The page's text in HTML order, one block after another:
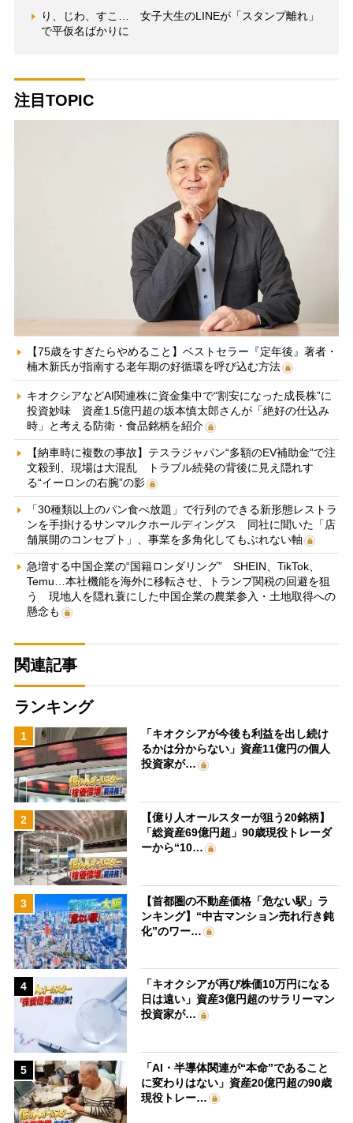
り、じわ、すこ… 女子大生のLINEが「スタンプ離れ」
で平仮名ばかりに
注目TOPIC
【75歳をすぎたらやめること】ベストセラー『定年後』著者・
楠木新氏が指南する老年期の好循環を呼び込む方法
キオクシアなどAI関連株に資金集中で“割安になった成長株”に
投資妙味 資産1.5億円超の坂本慎太郎さんが「絶好の仕込み
時」と考える防衛・食品銘柄を紹介
【納車時に複数の事故】テスラジャパン“多額のEV補助金”で注
文殺到、現場は大混乱 トラブル続発の背後に見え隠れす
る“イーロンの右腕”の影
「30種類以上のパン食べ放題」で行列のできる新形態レストラ
ンを手掛けるサンマルクホールディングス 同社に聞いた「店
舗展開のコンセプト」、事業を多角化してもぶれない軸
急増する中国企業の“国籍ロンダリング” SHEIN、TikTok、
Temu…本社機能を海外に移転させ、トランプ関税の回避を狙
う 現地人を隠れ蓑にした中国企業の農業参入・土地取得への
懸念も
関連記事
ランキング
1
「キオクシアが今後も利益を出し続け
るかは分からない」資産11億円の個人
投資家が…
2
【億り人オールスターが狙う20銘柄】
「総資産69億円超」90歳現役トレーダ
ーから“10…
3
【首都圏の不動産価格「危ない駅」ラ
ンキング】“中古マンション売れ行き鈍
化”のワー…
4
「キオクシアが再び株価10万円になる
日は遠い」資産3億円超のサラリーマン
投資家が…
5
「AI・半導体関連が“本命”であること
に変わりはない」資産20億円超の90歳
現役トレー…